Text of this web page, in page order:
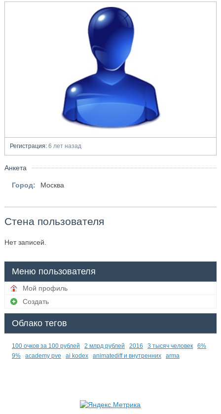
Регистрация:6 лет назад
Анкета
Город: Москва
Стена пользователя
Нет записей.
Меню пользователя
Мой профиль
Создать
Облако тегов
100 очков за 100 рублей 2 млрд рублей 2016 3 тысяч человек
6%
9%
academy pve ai kodex animatediff и внутренних arma